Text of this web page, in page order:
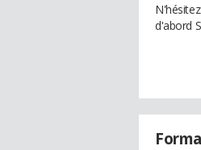
d'abord